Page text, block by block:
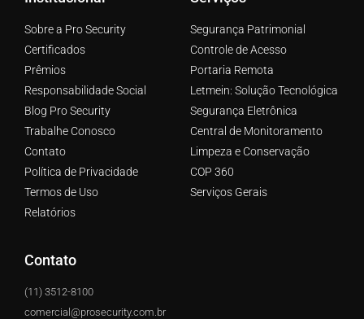
Sobre a Pro Security
Certificados
Prêmios
Responsabilidade Social
Blog Pro Security
Trabalhe Conosco
Contato
Política de Privacidade
Termos de Uso
Relatórios
Segurança Patrimonial
Controle de Acesso
Portaria Remota
Letmein: Solução Tecnológica
Segurança Eletrônica
Central de Monitoramento
Limpeza e Conservação
COP 360
Serviços Gerais
Contato
(11) 3512-8100
comercial@prosecurity.com.br